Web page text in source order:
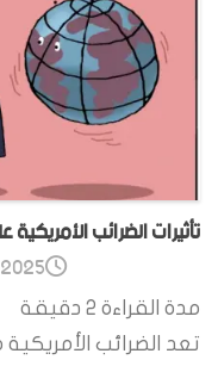
تأثيرات الضرائب
مدة القراءة 2 دقيقة
تعد الضرائب